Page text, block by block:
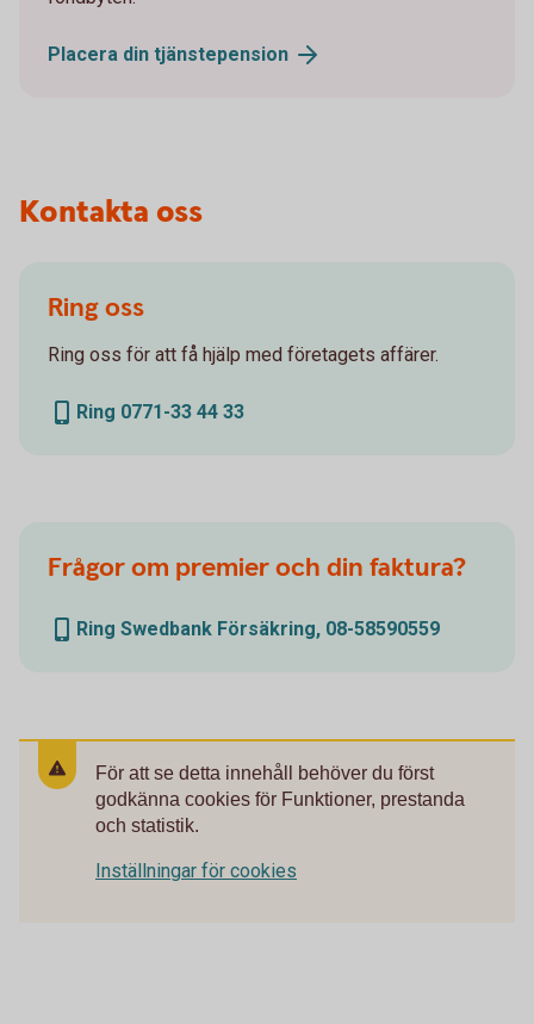
Placera din tjänstepension
Kontakta oss
Ring oss
Ring oss för att få hjälp med företagets affärer.
Ring 0771-33 44 33
Frågor om premier och din faktura?
Ring Swedbank Försäkring, 08-58590559
För att se detta innehåll behöver du först
godkänna cookies för Funktioner, prestanda
och statistik.
Inställningar för cookies